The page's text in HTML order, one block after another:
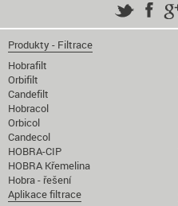
Produkty - Filtrace
Hobrafilt
Orbifilt
Candefilt
Hobracol
Orbicol
Candecol
HOBRA-CIP
HOBRA Křemelina
Hobra - řešení
Aplikace filtrace